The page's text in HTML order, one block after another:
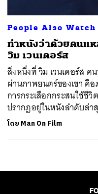
People Also Watch
ทำหนังว่าด้วยคนแ
วิม เวนเดอร์ส
สิ่งหนึ่งที่ วิม เวนเดอร์ส ค
ผ่านภาพยนตร์ของเขา คื
การกระเสือกกระสนใช้ชี
ปรากฏอยู่ในหนังลำดับล่า
โดย Man On Film